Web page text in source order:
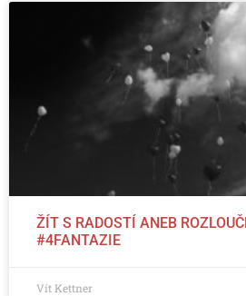
ŽÍT S RADOSTÍ ANEB
#4FANTAZIE
Vít Kettner